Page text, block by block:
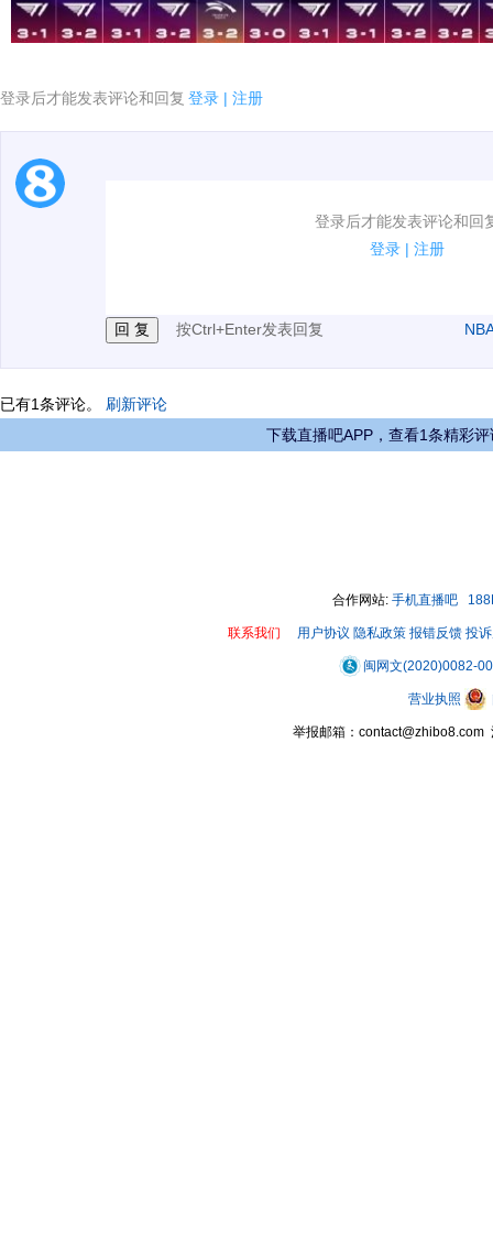
登录后才能发表评论和回复 登录 | 注册
登录后才能发表评论和回
登录 | 注册
1.电脑端新用户可以发表评论了！
按Ctrl+Enter发表回复
已有1条评论。 刷新评论
下载直播吧APP，查看1条精彩评
合作网站: 手机直播吧
联系我们 用户协议 隐私政策 报错反馈 投
闽网文(2020)0082-
营业执照
举报邮箱：